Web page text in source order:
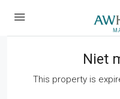
Niet
This property is